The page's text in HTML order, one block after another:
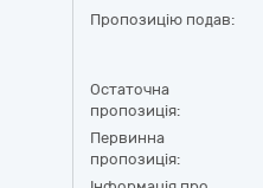
Пропозицію подав:
Остаточна
пропозиція:
Первинна
пропозиція: